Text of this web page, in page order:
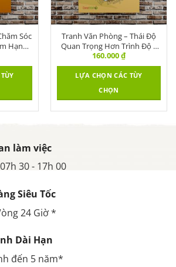
Sóc
Hạnh
Tranh Văn Phòng – Thái Độ
Quan Trọng Hơn Trình Độ –
DNVPR 235
160.000₫
LỰA CHỌN CÁC TÙY
CHỌN
làm việc
30 - 17h 00
Siêu Tốc
24 Giờ *
Dài Hạn
đến 5 năm*